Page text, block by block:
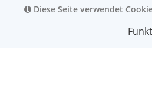
Diese Seite verwendet